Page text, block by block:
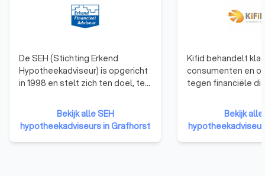
De SEH (Stichting Erkend
Hypotheekadviseur) is opgericht
in 1998 en stelt zich ten doel, ten
aan de consument, de
voorwaarden voor de financieel
adviseur te scheppen om zijn
vakbekwaamheid op een hoger
Bekijk alle SEH
hypotheekadviseurs in Grafhorst
Kifid behandelt
consumenten en
tegen financiële
klachteninstituut.
adviseurs en
aangesloten bij
Bekijk